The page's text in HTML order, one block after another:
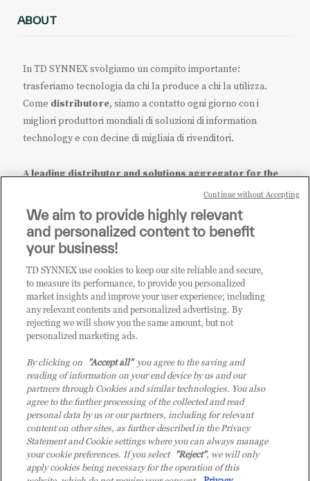
ABOUT
In TD SYNNEX svolgiamo un compito importante:
trasferiamo tecnologia da chi la produce a chi la utilizza.
Come distributore, siamo a contatto ogni giorno con i
migliori produttori mondiali di soluzioni di information
technology e con decine di migliaia di rivenditori.
A leading distributor and solutions aggregator for the
it.tdsynnex.com eu.tdsynnex.com| tdsynnex.com
CATEGORIE
Categorie
© 2026 TD SYNNEX Italy S.r.l. - Sede legale: via Luigi Russolo 9, 20138
Milano (MI) - Numero di iscrizione al Registro delle Imprese di Milano e
Codice Fiscale: 07092780159 - P.IVA: 07092780159 - Eur 12.569.000,00 i.v -
We aim to provide highly relevant
and personalized content to benefit
your business!
TD SYNNEX use cookies to keep our site reliable and secure,
to measure its performance, to provide you personalized
market insights and improve your user experience; including
any relevant contents and personalized advertising. By
rejecting we will show you the same amount, but not
personalized marketing ads.
By clicking on "Accept all"you agree to the saving and
reading of information on your end device by us and our
partners through Cookies and similar technologies. You also
agree to the further processing of the collected and read
personal data by us or our partners, including for relevant
content on other sites, as further described in the Privacy
Statement and Cookie settings where you can always manage
your cookie preferences. If you select "Reject", we will only
apply cookies being necessary for the operation of this
Continue without Accepting